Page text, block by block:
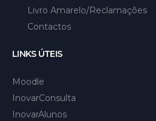
Livro Amarelo/Reclamações
Contactos
LINKS ÚTEIS
Moodle
InovarConsulta
InovarAlunos